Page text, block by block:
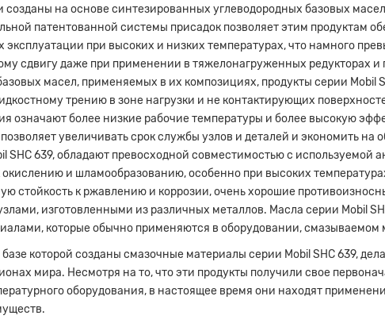
созданы на основе синтезированных углеводородных базовых
патентованной системы присадок позволяет этим продуктам
эксплуатации при высоких и низких температурах, что намного
сдвигу даже при применении в тяжелонагруженных редукторах
масел, применяемых в их композициях, продукты серии
трению в зоне нагрузки и не контактирующих
означают более низкие рабочие температуры и более высокую
увеличивать срок службы узлов и деталей и экономить
SHC 639, обладают превосходной совместимостью с используемой
окислению и шламообразованию, особенно при высоких
стойкость к ржавлению и коррозии, очень хорошие
изготовленными из различных металлов. Масла серии Mobil
которые обычно применяются в оборудовании,
которой созданы смазочные материалы серии Mobil SHC 639,
мира. Несмотря на то, что эти продукты получили свое
оборудования, в настоящее время они находят